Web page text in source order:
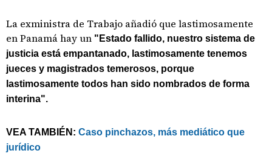
La exministra de Trabajo añadió que lastimosamente
en Panamá hay un "Estado fallido, nuestro sistema de
justicia está empantanado, lastimosamente tenemos
jueces y magistrados temerosos, porque
lastimosamente todos han sido nombrados de forma
interina".
VEA TAMBIÉN: Caso pinchazos, más mediático que
jurídico